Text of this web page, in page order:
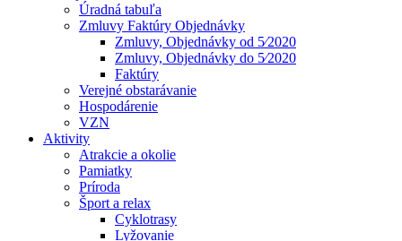
Úradná tabuľa
Zmluvy Faktúry Objednávky
Zmluvy, Objednávky od 5⁄2020
Zmluvy, Objednávky do 5⁄2020
Faktúry
Verejné obstarávanie
Hospodárenie
VZN
Aktivity
Atrakcie a okolie
Pamiatky
Príroda
Šport a relax
Cyklotrasy
Lyžovanie